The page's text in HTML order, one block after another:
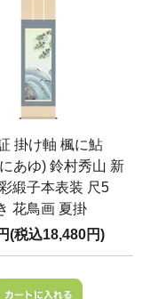
掛け軸 楓に鮎
あゆ) 鈴村秀山 新
緞子本表装 尺5
花鳥画 夏掛
(税込18,480円)